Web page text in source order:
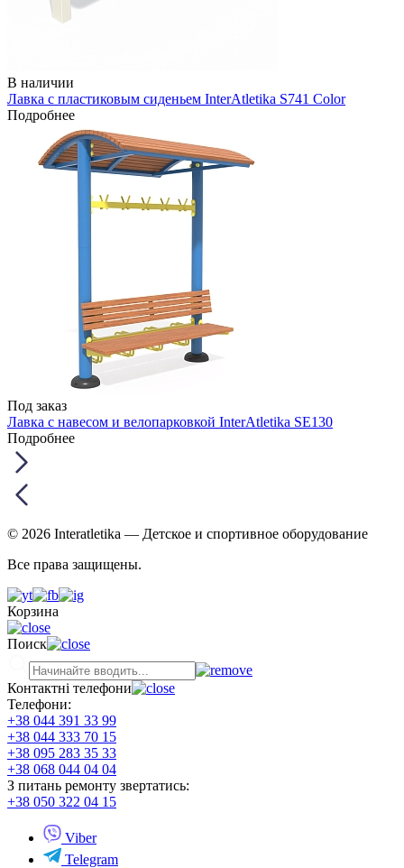
В наличии
Лавка с пластиковым сиденьем InterAtletika S741 Color
Подробнее
Под заказ
Лавка с навесом и велопарковкой InterAtletika SE130
Подробнее
© 2026 Interatletika — Детское и спортивное оборудование
Все права защищены.
Корзина
Поиск
Контактні телефони
Телефони:
+38 044 391 33 99
+38 044 333 70 15
+38 095 283 35 33
+38 068 044 04 04
З питань ремонту звертатись:
+38 050 322 04 15
Viber
Telegram